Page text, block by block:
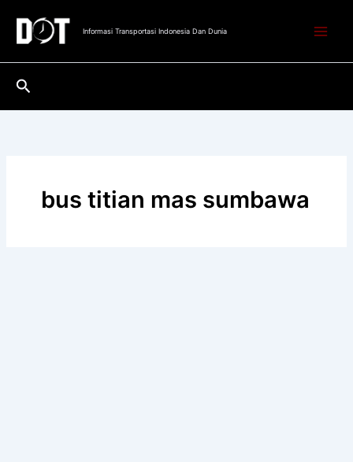
konten
Informasi Transportasi Indonesia Dan Dunia
Cari
bus titian mas sumbawa